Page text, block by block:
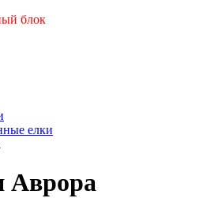
блок
елки
Аврора